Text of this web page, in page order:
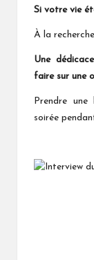
Si votre vie
À la
Une
faire sur une
Prendre
soirée